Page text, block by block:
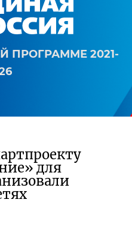
ПРОГРАММЕ 2021-
для